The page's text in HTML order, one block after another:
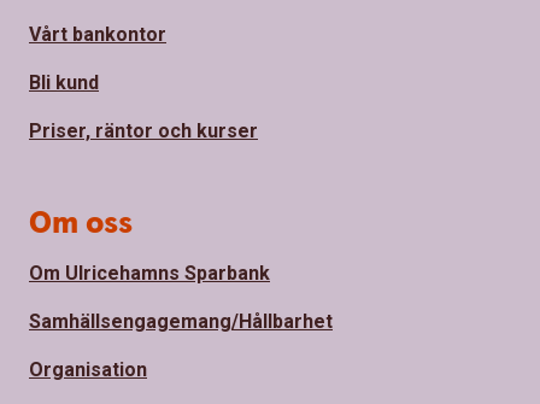
Vårt bankontor
Bli kund
Priser, räntor och kurser
Om oss
Om Ulricehamns Sparbank
Samhällsengagemang/Hållbarhet
Organisation